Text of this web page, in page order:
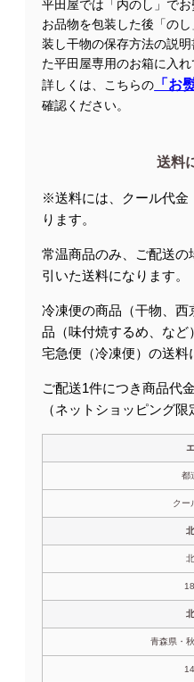
平田屋では「内のし」でお
お品物を包装した後「の
装し干物の保存方法の説
た平田屋専用のお箱に入れ
詳しくは、こちらの 「お
確認ください。
送料
※送料には、クール代金
ります。
常温商品のみ、ご配送の
引いた送料になります。
冷凍便の商品（干物、
品（味付焼するめ、な
宅急便（冷凍便）の送料
ご配送1件につき商品代
（ネットショッピング限
都
クー
青森県・